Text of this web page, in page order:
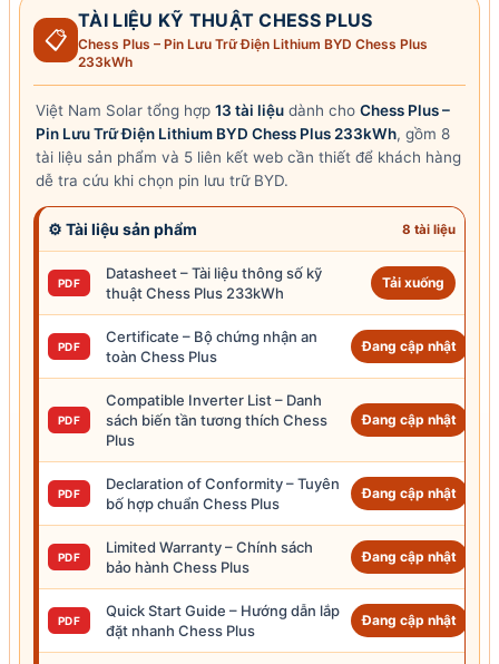
📋
TÀI LIỆU KỸ THUẬT CHESS PLUS
Chess Plus – Pin Lưu Trữ Điện Lithium BYD Chess Plus
233kWh
Việt Nam Solar tổng hợp 13 tài liệu dành cho Chess Plus –
Pin Lưu Trữ Điện Lithium BYD Chess Plus 233kWh, gồm 8
tài liệu sản phẩm và 5 liên kết web cần thiết để khách hàng
dễ tra cứu khi chọn pin lưu trữ BYD.
⚙ Tài liệu sản phẩm 8 tài liệu
PDF
Datasheet – Tài liệu thông số kỹ
thuật Chess Plus 233kWh
Tải xuống
PDF
Certificate – Bộ chứng nhận an
toàn Chess Plus
Đang cập nhật
PDF
Compatible Inverter List – Danh
sách biến tần tương thích Chess
Plus
Đang cập nhật
PDF
Declaration of Conformity – Tuyên
bố hợp chuẩn Chess Plus
Đang cập nhật
PDF
Limited Warranty– Chính sách
bảo hành Chess Plus
Đang cập nhật
PDF
Quick Start Guide – Hướng dẫn lắp
đặt nhanh Chess Plus
Đang cập nhật